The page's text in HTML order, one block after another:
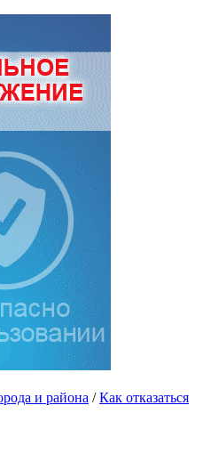
и района / Как отказаться